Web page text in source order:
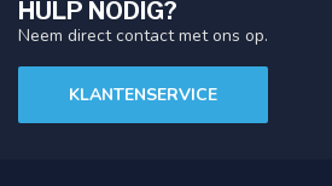
HULP NODIG?
Neem direct contact met ons op.
KLANTENSERVICE